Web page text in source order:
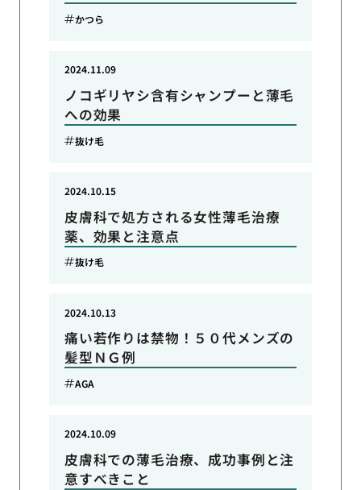
かつら
ノコギリヤシ含有シャンプーと薄毛
への効果
2024.11.09
抜け毛
皮膚科で処方される女性薄毛治療
薬、効果と注意点
2024.10.15
抜け毛
痛い若作りは禁物！５０代メンズの
髪型ＮＧ例
2024.10.13
AGA
皮膚科での薄毛治療、成功事例と注
意すべきこと
2024.10.09